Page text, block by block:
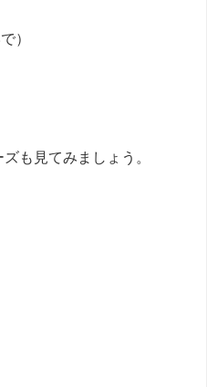
）
も見てみましょう。